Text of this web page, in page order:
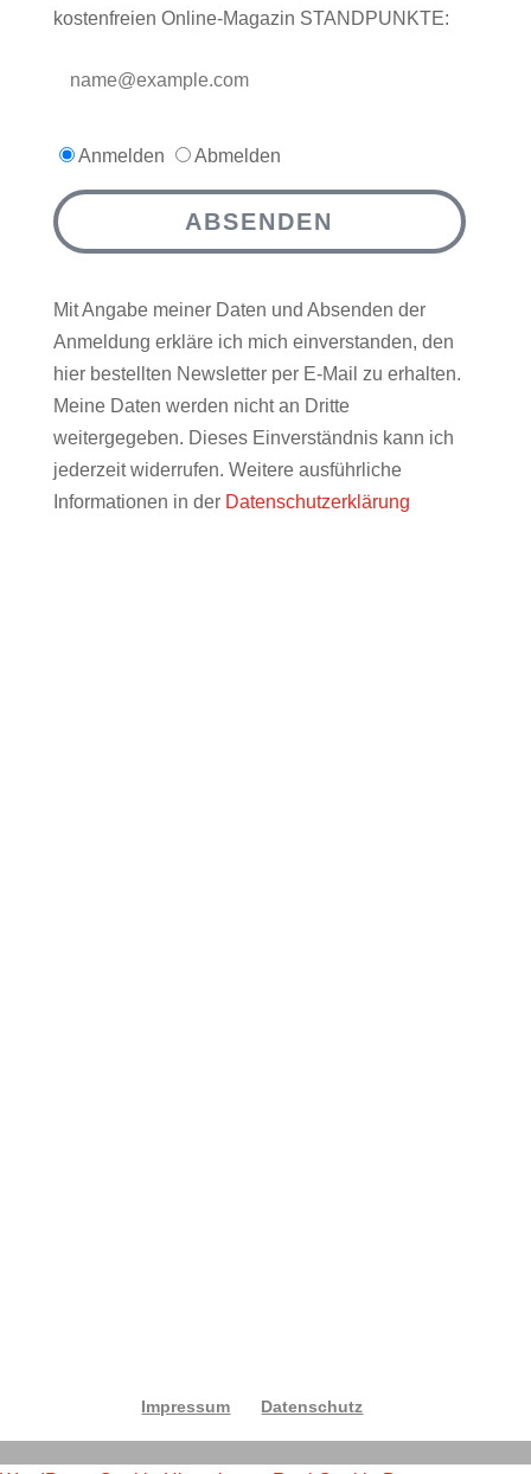
kostenfreien Online-Magazin STANDPUNKTE:
Anmelden Abmelden
ABSENDEN
Mit Angabe meiner Daten und Absenden der
Anmeldung erkläre ich mich einverstanden, den
hier bestellten Newsletter per E-Mail zu erhalten.
Meine Daten werden nicht an Dritte
weitergegeben. Dieses Einverständnis kann ich
jederzeit widerrufen. Weitere ausführliche
Informationen in der Datenschutzerklärung
Impressum Datenschutz